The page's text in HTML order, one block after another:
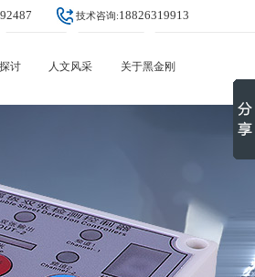
技术咨询:18826319913
讨
势
答
人文风采
创始人故事
关于黑金刚
资质认证
合作伙伴